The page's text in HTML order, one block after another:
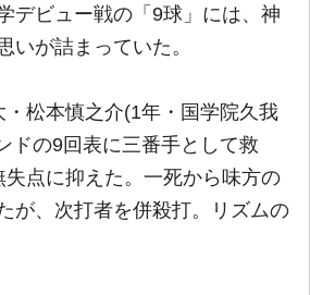
デビュー戦の「9球」には、神
いが詰まっていた。
松本慎之介(1年・国学院久我
ドの9回表に三番手として救
点に抑えた。一死から味方の
が、次打者を併殺打。リズムの